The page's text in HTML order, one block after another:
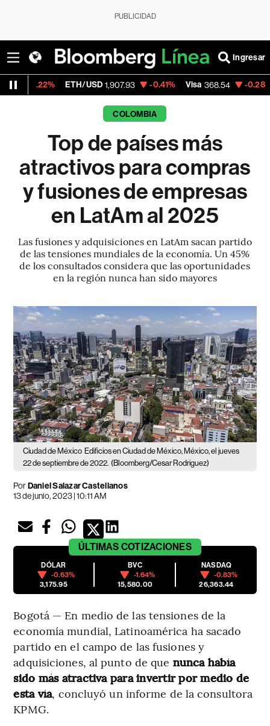
PUBLICIDAD
Ingresar
1,907.93 -0.41% Visa 368.54 -0.28% MercadoLibre
COLOMBIA
Top de países más
atractivos para compras
y fusiones de empresas
en LatAm al 2025
Las fusiones y adquisiciones en LatAm sacan partido
de las tensiones mundiales de la economía. Un 45%
de los consultados considera que las oportunidades
en la región nunca han sido mayores
Ciudad de México Edificios en Ciudad de México, México, el jueves
22 de septiembre de 2022. (Bloomberg/Cesar Rodriguez)
PorDaniel Salazar Castellanos
13 de junio, 2023 | 10:11 AM
ÚLTIMAS COTIZACIONES
DÓLAR
-0.63%
3,175.95
BVC
-1.64%
15,580.00
NASDAQ
-0.83%
26,363.44
Bogotá — En medio de las tensiones de la
economía mundial, Latinoamérica ha sacado
partido en el campo de las fusiones y
adquisiciones, al punto de que nunca había
sido más atractiva para invertir por medio de
esta vía, concluyó un informe de la consultora
KPMG.